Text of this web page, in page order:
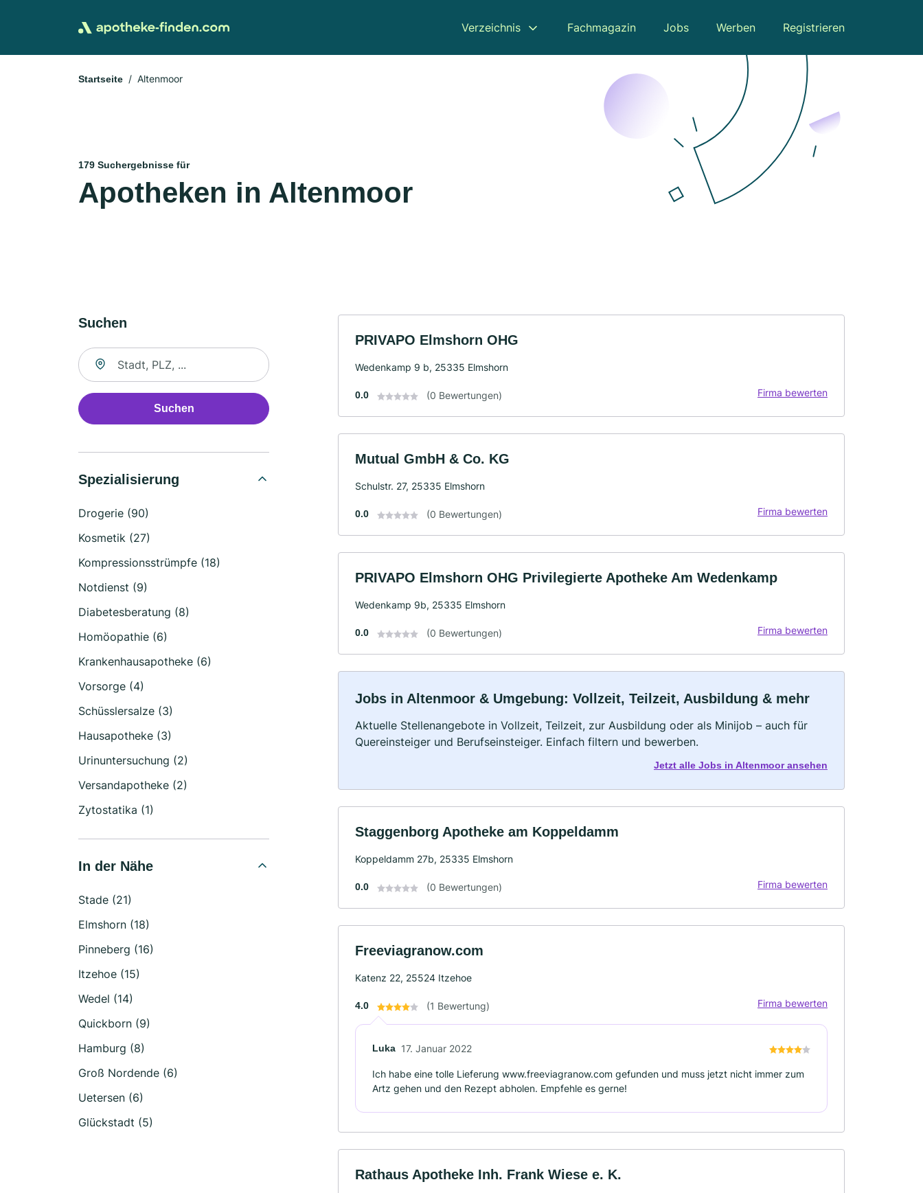
Verzeichnis Fachmagazin Jobs Werben Registrieren
Startseite Altenmoor
179 Suchergebnisse für
Apotheken in Altenmoor
Suchen
Suche nach Ort
Suchen
Spezialisierung
Drogerie (90)
Kosmetik (27)
Kompressionsstrümpfe (18)
Notdienst (9)
Diabetesberatung (8)
Homöopathie (6)
Krankenhausapotheke (6)
Vorsorge (4)
Schüsslersalze (3)
Hausapotheke (3)
Urinuntersuchung (2)
Versandapotheke (2)
Zytostatika (1)
In der Nähe
Stade (21)
Elmshorn (18)
Pinneberg (16)
Itzehoe (15)
Wedel (14)
Quickborn (9)
Hamburg (8)
Groß Nordende (6)
Uetersen (6)
Glückstadt (5)
PRIVAPO Elmshorn OHG
Wedenkamp 9 b, 25335 Elmshorn
0.0 (0 Bewertungen) Firma bewerten
Mutual GmbH & Co. KG
Schulstr. 27, 25335 Elmshorn
0.0 (0 Bewertungen) Firma bewerten
PRIVAPO Elmshorn OHG Privilegierte Apotheke Am Wedenkamp
Wedenkamp 9b, 25335 Elmshorn
0.0 (0 Bewertungen) Firma bewerten
Jobs in Altenmoor & Umgebung: Vollzeit, Teilzeit, Ausbildung & mehr
Aktuelle Stellenangebote in Vollzeit, Teilzeit, zur Ausbildung oder als Minijob – auch für
Quereinsteiger und Berufseinsteiger. Einfach filtern und bewerben.
Jetzt alle Jobs in Altenmoor ansehen
Staggenborg Apotheke am Koppeldamm
Koppeldamm 27b, 25335 Elmshorn
0.0 (0 Bewertungen) Firma bewerten
Freeviagranow.com
Katenz 22, 25524 Itzehoe
4.0 (1 Bewertung) Firma bewerten
Luka 17. Januar 2022
Ich habe eine tolle Lieferung www.freeviagranow.com gefunden und muss jetzt nicht immer zum
Artz gehen und den Rezept abholen. Empfehle es gerne!
Rathaus Apotheke Inh. Frank Wiese e. K.